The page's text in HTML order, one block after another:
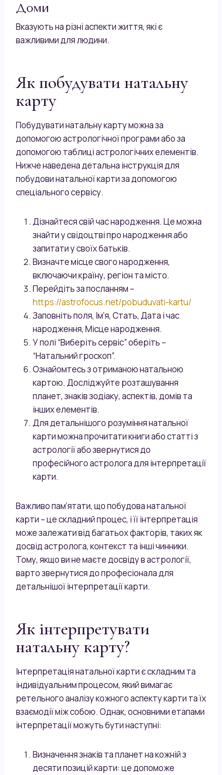
Доми
Вказують на різні аспекти життя, які є
важливими для людини.
Як побудувати натальну
карту
Побудувати натальну карту можна за
допомогою астрологічної програми або за
допомогою таблиці астрологічних елементів.
Нижче наведена детальна інструкція для
побудови натальної карти за допомогою
спеціального сервісу.
Дізнайтеся свій час народження. Це можна
знайти у свідоцтві про народження або
запитати у своїх батьків.
Визначте місце свого народження,
включаючи країну, регіон та місто.
Перейдіть за посланням –
https://astrofocus.net/pobuduvati-kartu/
Заповніть поля, Ім’я, Стать, Дата і час
народження, Місце народження.
У полі “Виберіть сервіс” оберіть –
“Натальний гроскоп”.
Ознайомтесь з отриманою натальною
картою. Досліджуйте розташування
планет, знаків зодіаку, аспектів, домів та
інших елементів.
Для детальнішого розуміння натальної
карти можна прочитати книги або статті з
астрології або звернутися до
професійного астролога для інтерпретації
карти.
Важливо пам’ятати, що побудова натальної
карти – це складний процес, і її інтерпретація
може залежати від багатьох факторів, таких як
досвід астролога, контекст та інші чинники.
Тому, якщо ви не маєте досвіду в астрології,
варто звернутися до професіонала для
детальнішої інтерпретації карти.
Як інтерпретувати
натальну карту?
Інтерпретація натальної карти є складним та
індивідуальним процесом, який вимагає
ретельного аналізу кожного аспекту карти та їх
взаємодії між собою. Однак, основними етапами
інтерпретації можуть бути наступні:
Визначення знаків та планет на кожній з
десяти позицій карти: це допоможе